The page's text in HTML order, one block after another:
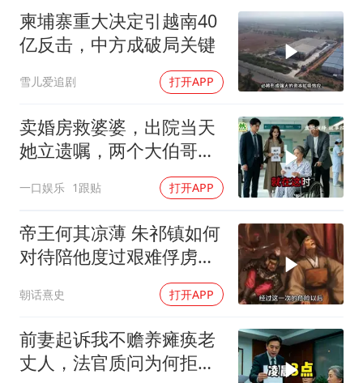
夯实基础开新局
柬埔寨重大决定引越南40
亿反击，中方成破局关键
雪儿爱追剧 打开APP
卖婚房救婆婆，出院当天
她立遗嘱，两个大伯哥傻
一口娱乐 1跟贴 打开APP
帝王何其凉薄 朱祁镇如何
对待陪他度过艰难俘虏生
朝话熹史 打开APP
前妻起诉我不赡养瘫痪老
丈人，法官质问为何拒不